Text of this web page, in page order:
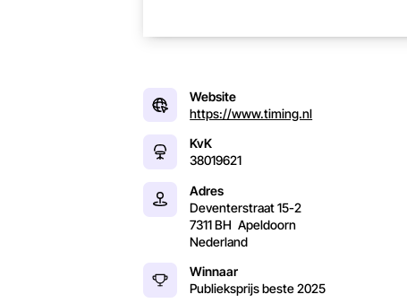
Website
https://www.timing.nl
KvK
38019621
Adres
Deventerstraat 15-2
7311 BH Apeldoorn
Nederland
Winnaar
Publieksprijs beste2025